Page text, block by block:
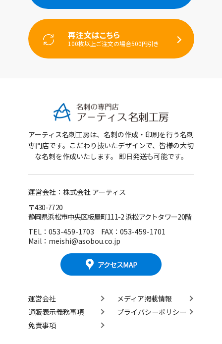
再注文はこちら
100枚以上ご注文の場合500円引き
アーティス名刺工房は、名刺の作成・印刷を行う名刺
専門店です。 こだわり抜いたデザインで、皆様の大切
な名刺を作成いたします。 即日発送も可能です。
運営会社：株式会社 アーティス
〒430-7720
静岡県浜松市中央区板屋町111-2 浜松アクトタワー20階
TEL：053-459-1703 FAX：053-459-1701
Mail：meishi@asobou.co.jp
運営会社
メディア掲載情報
通販表示義務事項
プライバシーポリシー
免責事項